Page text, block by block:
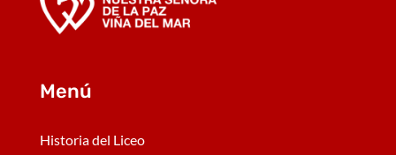
Menú
Historia del Liceo